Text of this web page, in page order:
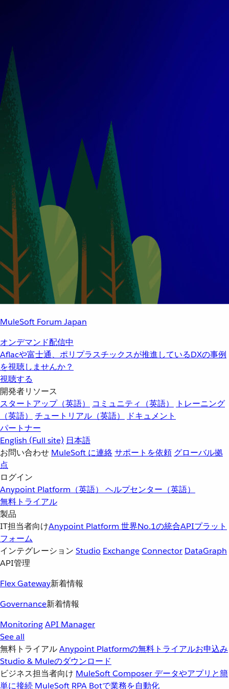
MuleSoft Forum Japan
オンデマンド配信中
Aflacや富士通、ポリプラスチックスが推進しているDXの事例
を視聴しませんか？
視聴する
開発者リソース
スタートアップ（英語）
コミュニティ（英語）
トレーニング
（英語）
チュートリアル（英語）
ドキュメント
パートナー
English (Full site) 日本語
お問い合わせ MuleSoft に連絡サポートを依頼 グローバル拠
点
ログイン
Anypoint Platform（英語） ヘルプセンター（英語）
無料トライアル
製品
IT担当者向けAnypoint Platform 世界No.1の統合APIプラット
フォーム
インテグレーション Studio ExchangeConnector DataGraph
API管理
Flex Gateway新着情報
Governance新着情報
MonitoringAPI Manager
See all
無料トライアルAnypoint Platformの無料トライアルお申込み
Studio & Muleのダウンロード
ビジネス担当者向け MuleSoft Composer データやアプリと簡
単に接続 MuleSoft RPA Botで業務を自動化